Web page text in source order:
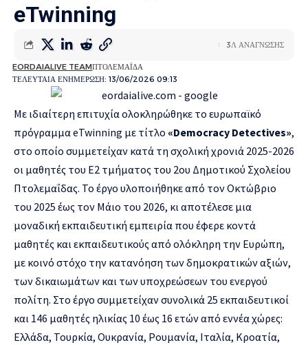
eTwinning
ΤΕΛΕΥΤΑΙΑ ΕΝΗΜΕΡΩΣΗ: 13/06/2026 09:13
EORDAIALIVE TEAMΠΤΟΛΕΜΑΪΔΑ
3Λ ΑΝΑΓΝΩΣΗΣ
Με ιδιαίτερη επιτυχία ολοκληρώθηκε το ευρωπαϊκό
πρόγραμμα eTwinning με τίτλο «Democracy Detectives»,
στο οποίο συμμετείχαν κατά τη σχολική χρονιά 2025-2026
οι μαθητές του Ε2 τμήματος του 2ου Δημοτικού Σχολείου
Πτολεμαΐδας. Το έργο υλοποιήθηκε από τον Οκτώβριο
του 2025 έως τον Μάιο του 2026, κι αποτέλεσε μια
μοναδική εκπαιδευτική εμπειρία που έφερε κοντά
μαθητές και εκπαιδευτικούς από ολόκληρη την Ευρώπη,
με κοινό στόχο την κατανόηση των δημοκρατικών αξιών,
των δικαιωμάτων και των υποχρεώσεων του ενεργού
πολίτη. Στο έργο συμμετείχαν συνολικά 25 εκπαιδευτικοί
και 146 μαθητές ηλικίας 10 έως 16 ετών από εννέα χώρες:
Ελλάδα, Τουρκία, Ουκρανία, Ρουμανία, Ιταλία, Κροατία,